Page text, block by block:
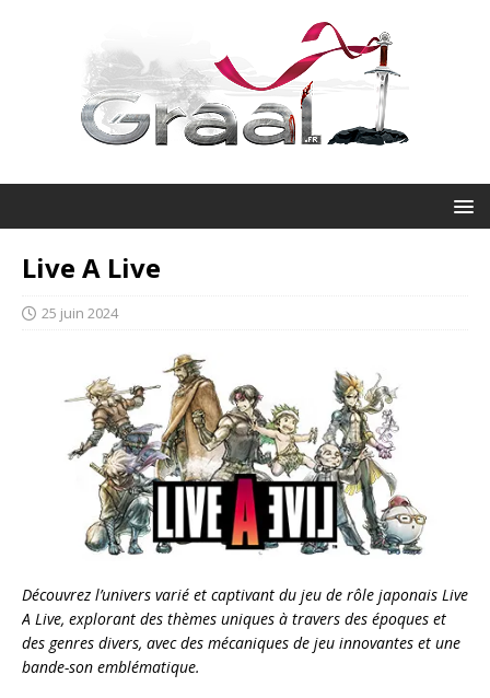
Live A Live
25 juin 2024
Découvrez l’univers varié et captivant du jeu de rôle japonais Live
A Live, explorant des thèmes uniques à travers des époques et
des genres divers, avec des mécaniques de jeu innovantes et une
bande-son emblématique.